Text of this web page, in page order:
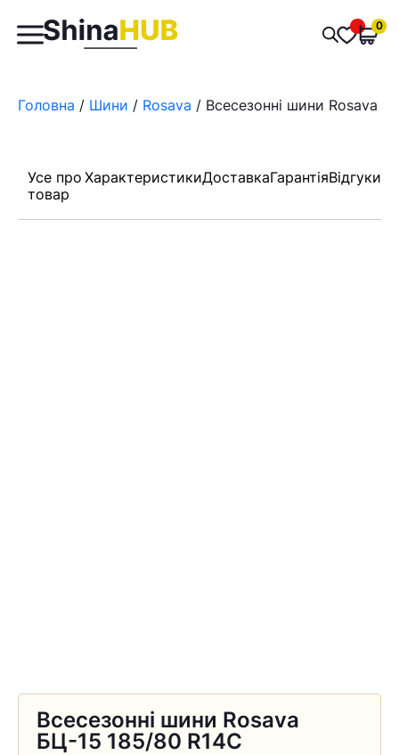
Пошук
товарів
0
Головна / Шини / Rosava / Всесезонні шини Rosava
Усе про
товар
ХарактеристикиДоставкаГарантіяВідгуки
Всесезонні шини Rosava
БЦ-15 185/80 R14C